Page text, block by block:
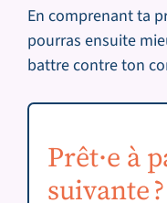
En comprenant ta
pourras ensuite
battre contre ton
Prêt·e à
suivante ?